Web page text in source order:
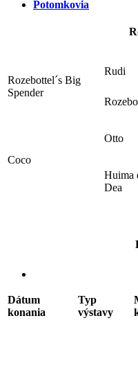
Potomkovia
Rozebottel´s Big
Spender
Rudi
Coco
Otto
Huima
Dea
Dátum
konania
Typ
výstavy